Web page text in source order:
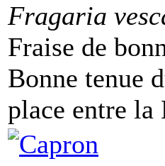
Fragaria
Fraise de
Bonne tenue
place entre